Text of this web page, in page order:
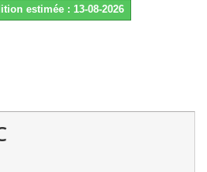
estimée : 13-08-2026